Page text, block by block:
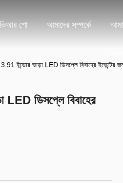
ভিআর শো আমাদের সম্পর্কে
3.91 ইন্ডোর ভাড়া LED ডিসপ্লে বিবাহের
LED ডিসপ্লে বিবাহের